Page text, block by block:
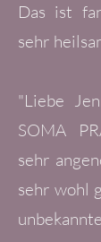
Das ist
sehr
"Liebe
SOMA
sehr
sehr wohl